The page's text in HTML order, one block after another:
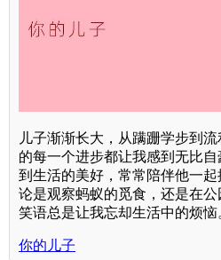
儿子渐渐长大，从蹒跚学步到
的每一个进步都让我感到无比
到生活的美好，常常陪伴他一
论是观察蚂蚁的觅食，还是在
笑语总是让我忘却生活中的烦恼
你的儿子